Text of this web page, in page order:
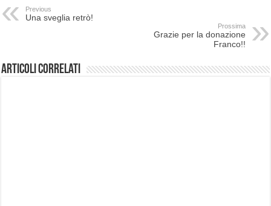
Previous
Una sveglia retrò!
Prossima
Grazie per la donazione
Franco!!
Articoli correlati